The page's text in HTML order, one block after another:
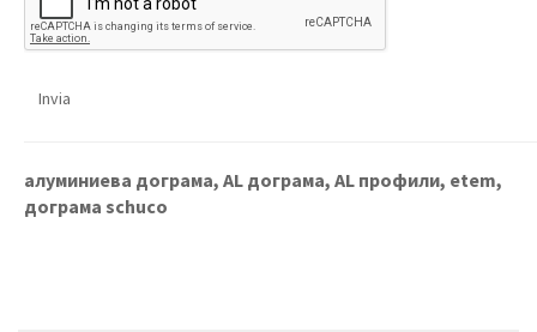
алуминиева дограма, AL дограма, AL профили, etem,
дограма schuco